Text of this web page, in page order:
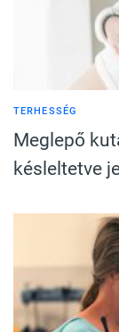
TERHESSÉG
Meglepő
késleltetve